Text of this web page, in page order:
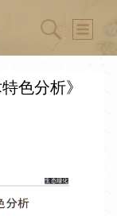
色分析》